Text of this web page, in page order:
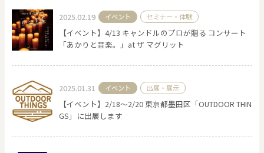
2025.02.19 イベント セミナー・体験
【イベント】4/13 キャンドルのプロが贈る コンサート
「あかりと音楽。」at ザ マグリット
2025.01.31 イベント 出展・展示
【イベント】2/18〜2/20 東京都墨田区「OUTDOOR THIN
GS」に出展します